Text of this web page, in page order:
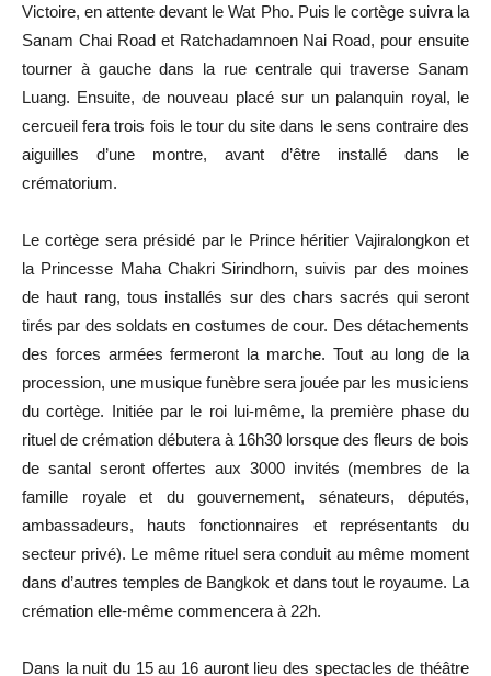
Victoire, en attente devant le Wat Pho. Puis le cortège suivra la
Sanam Chai Road et Ratchadamnoen Nai Road, pour ensuite
tourner à gauche dans la rue centrale qui traverse Sanam
Luang. Ensuite, de nouveau placé sur un palanquin royal, le
cercueil fera trois fois le tour du site dans le sens contraire des
aiguilles d’une montre, avant d’être installé dans le
crématorium.
Le cortège sera présidé par le Prince héritier Vajiralongkon et
la Princesse Maha Chakri Sirindhorn, suivis par des moines
de haut rang, tous installés sur des chars sacrés qui seront
tirés par des soldats en costumes de cour. Des détachements
des forces armées fermeront la marche. Tout au long de la
procession, une musique funèbre sera jouée par les musiciens
du cortège. Initiée par le roi lui-même, la première phase du
rituel de crémation débutera à 16h30 lorsque des fleurs de bois
de santal seront offertes aux 3000 invités (membres de la
famille royale et du gouvernement, sénateurs, députés,
ambassadeurs, hauts fonctionnaires et représentants du
secteur privé). Le même rituel sera conduit au même moment
dans d’autres temples de Bangkok et dans tout le royaume. La
crémation elle-même commencera à 22h.
Dans la nuit du 15 au 16 auront lieu des spectacles de théâtre